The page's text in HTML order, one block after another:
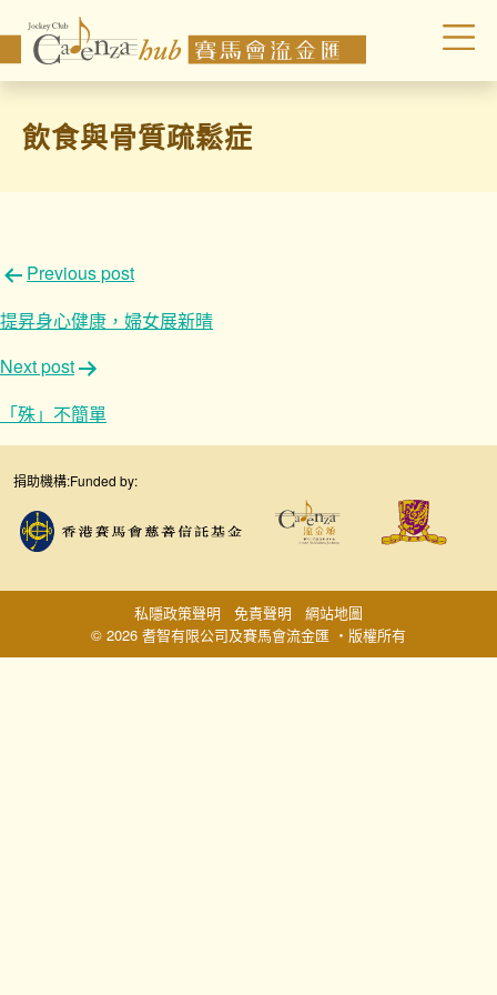
飲食與骨質疏鬆症
文
章
導
覽
Previous post
提昇身心健康，婦女展新晴
Next post
「殊」不簡單
捐助機構:Funded by:
© 2026 耆智有限公司及賽馬會流金匯 ‧版權所有
私隱政策聲明 免責聲明 網站地圖